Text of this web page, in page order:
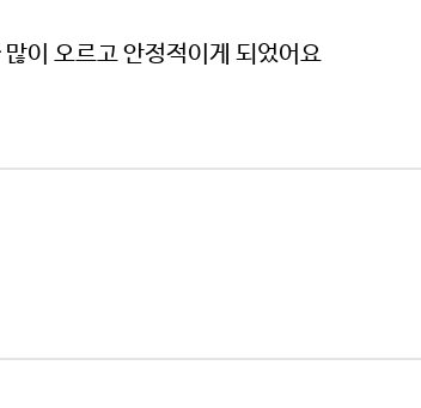
이 오르고 안정적이게 되었어요